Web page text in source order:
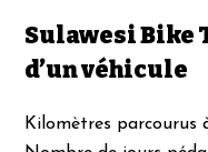
Sulawesi Bike
d’un véhicule
Kilomètres parcourus